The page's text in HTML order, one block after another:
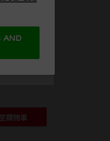
0X0
購物車
AND